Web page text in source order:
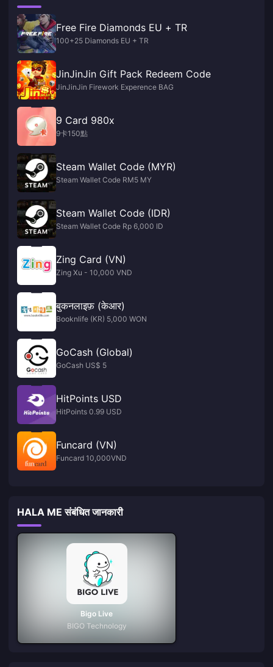
Free Fire Diamonds EU + TR
100+25 Diamonds EU + TR
JinJinJin Gift Pack Redeem Code
JinJinJin Firework Experence BAG
9 Card 980x
9卡150點
Steam Wallet Code (MYR)
Steam Wallet Code RM5 MY
Steam Wallet Code (IDR)
Steam Wallet Code Rp 6,000 ID
Zing Card (VN)
Zing Xu - 10,000 VND
बुकनलाइफ़ (केआर)
Booknlife (KR) 5,000 WON
GoCash (Global)
GoCash US$ 5
HitPoints USD
HitPoints 0.99 USD
Funcard (VN)
Funcard 10,000VND
HALA ME संबंधित जानकारी
Bigo Live
BIGO Technology